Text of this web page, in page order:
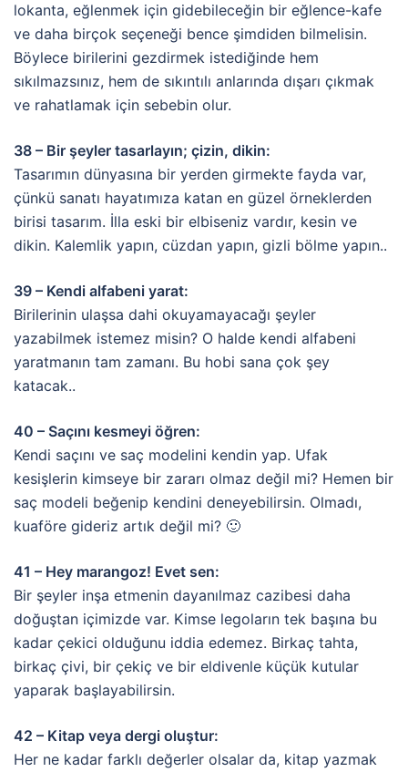
lokanta, eğlenmek için gidebileceğin bir eğlence-kafe
ve daha birçok seçeneği bence şimdiden bilmelisin.
Böylece birilerini gezdirmek istediğinde hem
sıkılmazsınız, hem de sıkıntılı anlarında dışarı çıkmak
ve rahatlamak için sebebin olur.
38 – Bir şeyler tasarlayın; çizin, dikin:
Tasarımın dünyasına bir yerden girmekte fayda var,
çünkü sanatı hayatımıza katan en güzel örneklerden
birisi tasarım. İlla eski bir elbiseniz vardır, kesin ve
dikin. Kalemlik yapın, cüzdan yapın, gizli bölme yapın..
39 – Kendi alfabeni yarat:
Birilerinin ulaşsa dahi okuyamayacağı şeyler
yazabilmek istemez misin? O halde kendi alfabeni
yaratmanın tam zamanı. Bu hobi sana çok şey
katacak..
40 – Saçını kesmeyi öğren:
Kendi saçını ve saç modelini kendin yap. Ufak
kesişlerin kimseye bir zararı olmaz değil mi? Hemen bir
saç modeli beğenip kendini deneyebilirsin. Olmadı,
kuaföre gideriz artık değil mi? 🙂
41 – Hey marangoz! Evet sen:
Bir şeyler inşa etmenin dayanılmaz cazibesi daha
doğuştan içimizde var. Kimse legoların tek başına bu
kadar çekici olduğunu iddia edemez. Birkaç tahta,
birkaç çivi, bir çekiç ve bir eldivenle küçük kutular
yaparak başlayabilirsin.
42 – Kitap veya dergi oluştur:
Her ne kadar farklı değerler olsalar da, kitap yazmak